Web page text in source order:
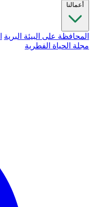
أعمالنا
المحافظة على البيئة البرية
مجلة الحياة الفطرية